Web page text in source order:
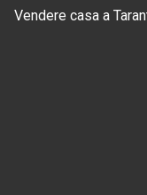
Vendere casa a